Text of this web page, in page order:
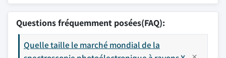
Questions fréquemment posées(FAQ):
Quelle taille le marché mondial de la